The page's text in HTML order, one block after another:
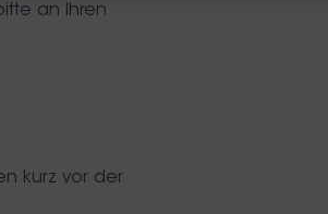
an Ihren
kurz vor der